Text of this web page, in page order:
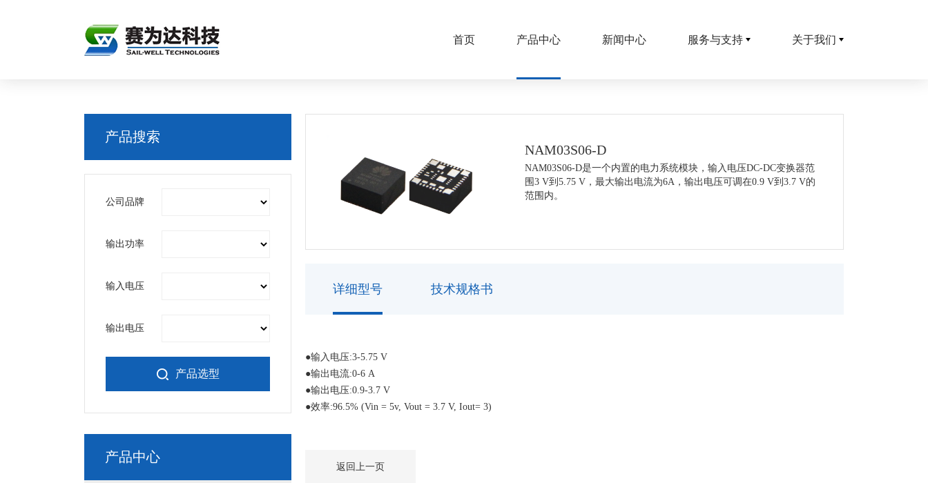
首页 产品中心 新闻中心 服务与支持 关于我们
NAM03S06-D
NAM03S06-D是一个内置的电力系统模块，输入电压DC-DC变换器范
围3 V到5.75 V，最大输出电流为6A，输出电压可调在0.9 V到3.7 V的
范围内。
详细型号 技术规格书
●输入电压:3-5.75 V
●输出电流:0-6 A
●输出电压:0.9-3.7 V
●效率:96.5% (Vin = 5v, Vout = 3.7 V, Iout= 3)
返回上一页
产品搜索
公司品牌
输出功率
输入电压
输出电压
产品选型
产品中心